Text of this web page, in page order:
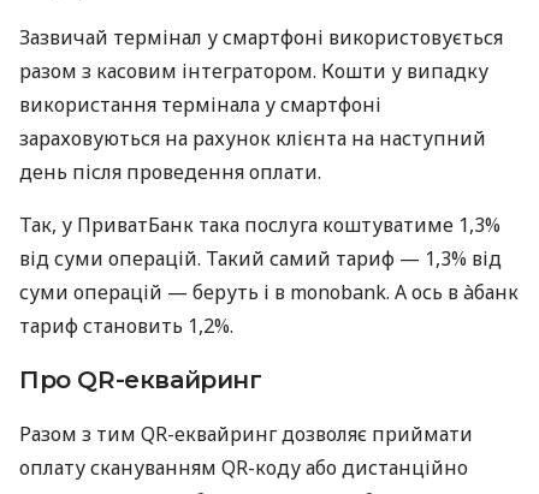
Зазвичай термінал у смартфоні використовується
разом з касовим інтегратором. Кошти у випадку
використання термінала у смартфоні
зараховуються на рахунок клієнта на наступний
день після проведення оплати.
Так, у ПриватБанк така послуга коштуватиме 1,3%
від суми операцій. Такий самий тариф — 1,3% від
суми операцій — беруть і в monobank. А ось в àбанк
тариф становить 1,2%.
Про QR-еквайринг
Разом з тим QR-еквайринг дозволяє приймати
оплату скануванням QR-коду або дистанційно